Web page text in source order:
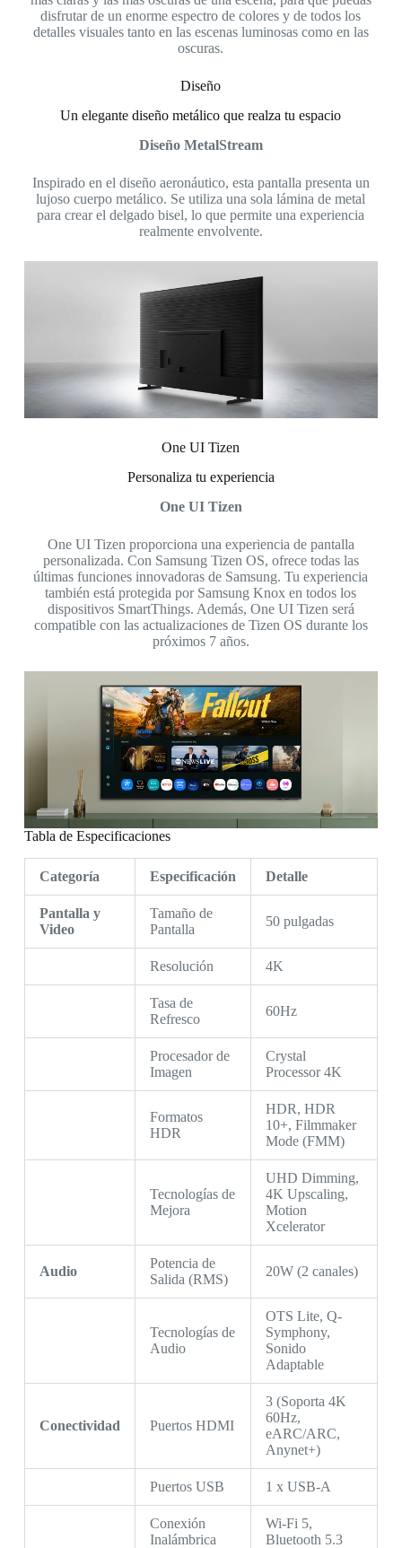
disfrutar de un enorme espectro de colores y de todos los
detalles visuales tanto en las escenas luminosas como en las
oscuras.
Diseño
Un elegante diseño metálico que realza tu espacio
Diseño MetalStream
Inspirado en el diseño aeronáutico, esta pantalla presenta un
lujoso cuerpo metálico. Se utiliza una sola lámina de metal
para crear el delgado bisel, lo que permite una experiencia
realmente envolvente.
One UI Tizen
Personaliza tu experiencia
One UI Tizen
One UI Tizen proporciona una experiencia de pantalla
personalizada. Con Samsung Tizen OS, ofrece todas las
últimas funciones innovadoras de Samsung. Tu experiencia
también está protegida por Samsung Knox en todos los
dispositivos SmartThings. Además, One UI Tizen será
compatible con las actualizaciones de Tizen OS durante los
próximos 7 años.
Tabla de Especificaciones
Categoría Especificación Detalle
Pantalla y
Video
Tamaño de
Pantalla
50 pulgadas
Resolución 4K
Tasa de
Refresco
60Hz
Procesador de
Imagen
Crystal
Processor 4K
Formatos
HDR
HDR, HDR
10+, Filmmaker
Mode (FMM)
Tecnologías de
Mejora
UHD Dimming,
4K Upscaling,
Motion
Xcelerator
Audio
Potencia de
Salida (RMS)
20W (2 canales)
Tecnologías de
Audio
OTS Lite, Q-
Symphony,
Sonido
Adaptable
Conectividad Puertos HDMI
3 (Soporta 4K
60Hz,
eARC/ARC,
Anynet+)
Puertos USB 1 x USB-A
Conexión
Inalámbrica
Wi-Fi 5,
Bluetooth 5.3